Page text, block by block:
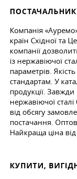
ПОСТАЧАЛЬНИК
Компанія
країн Східної та
компанії
із нержавіючої
параметрів.
стандартам. У
продукції. Завжди
нержавіючої
від обсягу
постачання.
Найкраща ціна
КУПИТИ,